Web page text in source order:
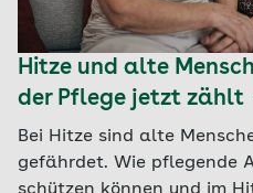
Hitze und alte
der Pflege jetzt zählt
Bei Hitze sind alte
gefährdet. Wie pflegende